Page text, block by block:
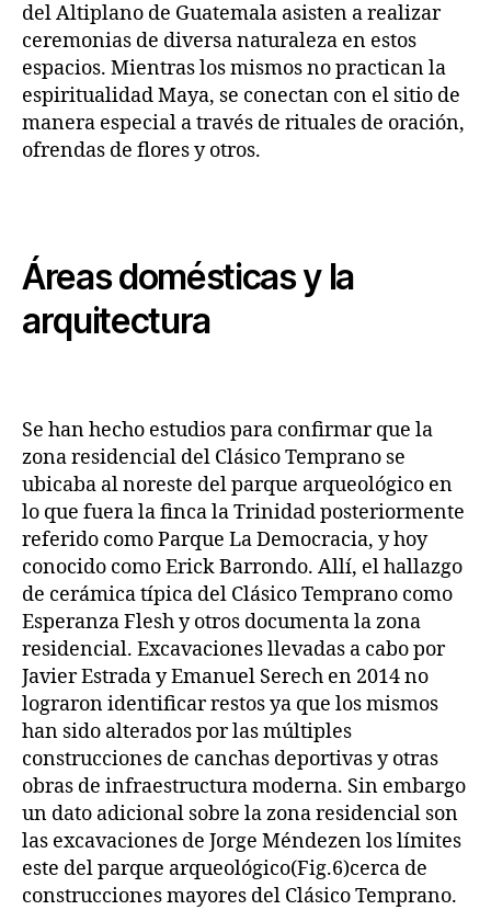
del Altiplano de Guatemala asisten a realizar
ceremonias de diversa naturaleza en estos
espacios. Mientras los mismos no practican la
espiritualidad Maya, se conectan con el sitio de
manera especial a través de rituales de oración,
ofrendas de flores y otros.
Áreas domésticas y la
arquitectura
Se han hecho estudios para confirmar que la
zona residencial del Clásico Temprano se
ubicaba al noreste del parque arqueológico en
lo que fuera la finca la Trinidad posteriormente
referido como Parque La Democracia, y hoy
conocido como Erick Barrondo. Allí, el hallazgo
de cerámica típica del Clásico Temprano como
Esperanza Flesh y otros documenta la zona
residencial. Excavaciones llevadas a cabo por
Javier Estrada y Emanuel Serech en 2014 no
lograron identificar restos ya que los mismos
han sido alterados por las múltiples
construcciones de canchas deportivas y otras
obras de infraestructura moderna. Sin embargo
un dato adicional sobre la zona residencial son
las excavaciones de Jorge Méndezen los límites
este del parque arqueológico(Fig.6)cerca de
construcciones mayores del Clásico Temprano.